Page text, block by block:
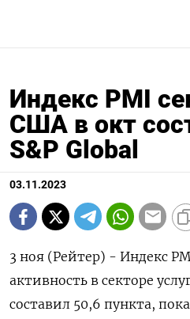
Индекс PMI
США в окт
S&P Global
03.11.2023
3 ноя (Рейтер) - Индекс
активность в секторе
составил 50,6 пункта,